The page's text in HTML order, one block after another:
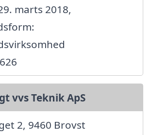
marts 2018,
vvs Teknik ApS
2, 9460 Brovst